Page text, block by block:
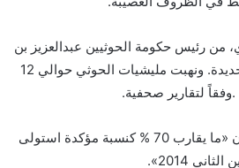
الزراعي السنوي 2020، طالب الرهوي، من رئيس حكومة الحوثيين عبدالعزيز بن
حبتور،التدخل لوقف ما أسماه بالعبث المفرط بالأراضي الزراعية في الحديدة. ونهبت مليشيات الحوثي حوالي 12
لتقارير صحفية.
كما كشف أحد القضاة في محكمة باجل ومطلع في تصريحات صحفية : أن «ما يقارب 70 % كنسبة مؤكدة استولى
2014».